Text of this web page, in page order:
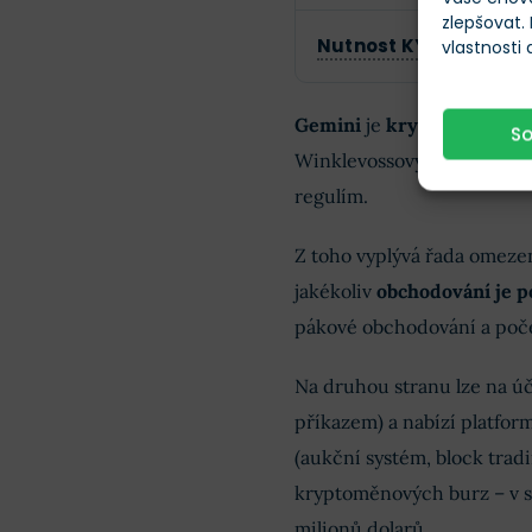
vlastnosti
Nutnost KYC Ano
Geminije kryptoměnová
Winklevossovými. Burza
regulím.
Z toho vyplývá řada
jakékolivobchodování je
pákové obchodování a
Na druhou stranu lze na
příkazem) a nabízí
(aukční systém, block
kryptoměnových burz – v